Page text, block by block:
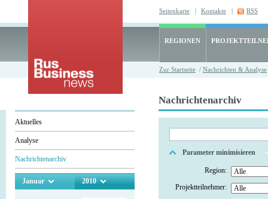
Seitenkarte | Kontakte | RSS
REGIONEN
Zur Startseite / Nachrichten & Analyse
Aktuelles
Analyse
Nachrichtenarchiv
Januar 2010
Nachrichtenarchiv
Parameter minimisieren
Region:
Projektteilnehmer: